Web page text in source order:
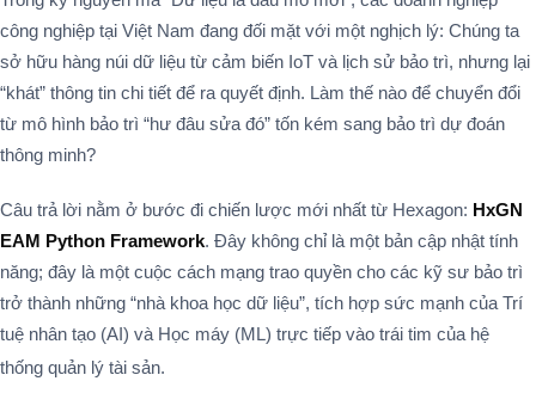
công nghiệp tại Việt Nam đang đối mặt với một nghịch lý: Chúng ta
sở hữu hàng núi dữ liệu từ cảm biến IoT và lịch sử bảo trì, nhưng lại
“khát” thông tin chi tiết để ra quyết định. Làm thế nào để chuyển đổi
từ mô hình bảo trì “hư đâu sửa đó” tốn kém sang bảo trì dự đoán
thông minh?
Câu trả lời nằm ở bước đi chiến lược mới nhất từ Hexagon: HxGN
EAM Python Framework. Đây không chỉ là một bản cập nhật tính
năng; đây là một cuộc cách mạng trao quyền cho các kỹ sư bảo trì
trở thành những “nhà khoa học dữ liệu”, tích hợp sức mạnh của Trí
tuệ nhân tạo (AI) và Học máy (ML) trực tiếp vào trái tim của hệ
thống quản lý tài sản.